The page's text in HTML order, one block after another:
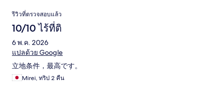
รีวิว
รีวิวที่ตรวจสอบแล้ว
10/10 ไร้ที่ติ
6 พ.ค. 2026
แปลด้วย Google
立地条件，最高です。
Mirei, ทริป 2 คืน